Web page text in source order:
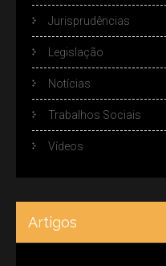
Jurisprudências
Legislação
Notícias
Trabalhos Sociais
Vídeos
Artigos